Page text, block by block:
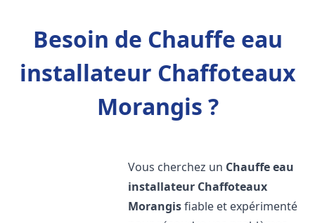
Besoin de Chauffe eau
installateur Chaffoteaux
Morangis ?
Vous cherchez un Chauffe eau
installateur Chaffoteaux
Morangisfiable et expérimenté